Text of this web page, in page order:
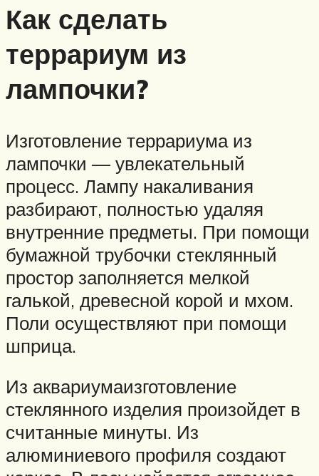
Как сделать
террариум из
лампочки?
Изготовление террариума из
лампочки — увлекательный
процесс. Лампу накаливания
разбирают, полностью удаляя
внутренние предметы. При помощи
бумажной трубочки стеклянный
простор заполняется мелкой
галькой, древесной корой и мхом.
Поли осуществляют при помощи
шприца.
Из аквариумаизготовление
стеклянного изделия произойдет в
считанные минуты. Из
алюминиевого профиля создают